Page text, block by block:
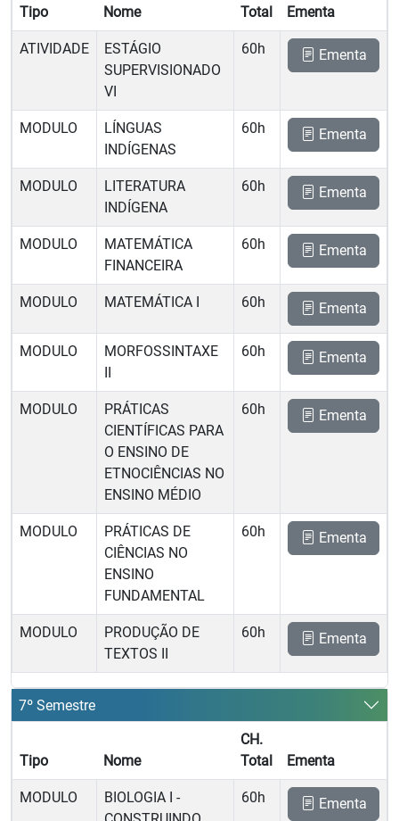
Tipo Nome
Total
Ementa
ATIVIDADE
ESTÁGIO
SUPERVISIONADO
VI
60h Ementa
MODULO
LÍNGUAS
INDÍGENAS
60h Ementa
MODULO
LITERATURA
INDÍGENA
60h Ementa
MODULO
MATEMÁTICA
FINANCEIRA
60h Ementa
MODULO MATEMÁTICA I 60h Ementa
MODULO
MORFOSSINTAXE
II
60h Ementa
MODULO
PRÁTICAS
CIENTÍFICAS PARA
O ENSINO DE
ETNOCIÊNCIAS NO
ENSINO MÉDIO
60h Ementa
MODULO
PRÁTICAS DE
CIÊNCIAS NO
ENSINO
FUNDAMENTAL
60h Ementa
MODULO
PRODUÇÃO DE
TEXTOS II
60h Ementa
7º Semestre
Tipo Nome
CH.
Total
Ementa
MODULO
BIOLOGIA I -
60h Ementa